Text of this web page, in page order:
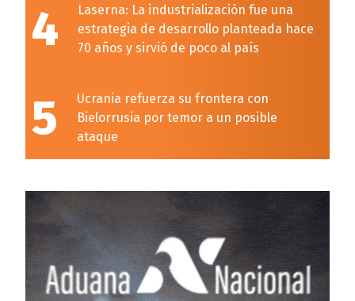
4
Laserna: La industrialización fue una
estrategia de desarrollo planteada hace
70 años y sirvió de poco al país
5
Ucrania refuerza su frontera con
Bielorrusia por temor a un posible
ataque